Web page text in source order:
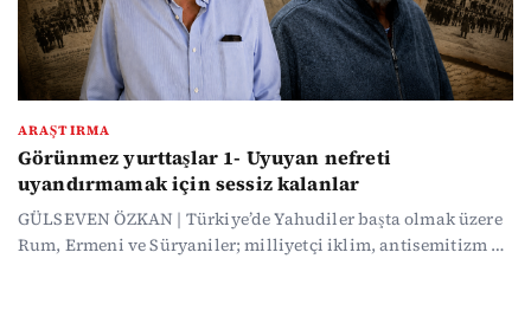
ARAŞTIRMA
Görünmez yurttaşlar 1- Uyuyan nefreti
uyandırmamak için sessiz kalanlar
GÜLSEVEN ÖZKAN | Türkiye’de Yahudiler başta olmak üzere
Rum, Ermeni ve Süryaniler; milliyetçi iklim, antisemitizm ve